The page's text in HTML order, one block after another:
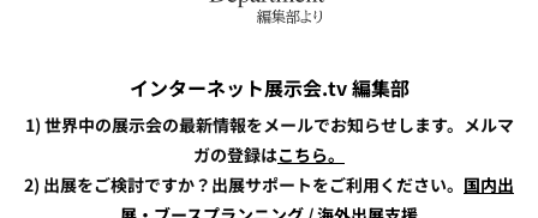
インターネット展示会.tv 編集部
1) 世界中の展示会の最新情報をメールでお知らせします。メルマ
ガの登録はこちら。
2) 出展をご検討ですか？出展サポートをご利用ください。 国内出